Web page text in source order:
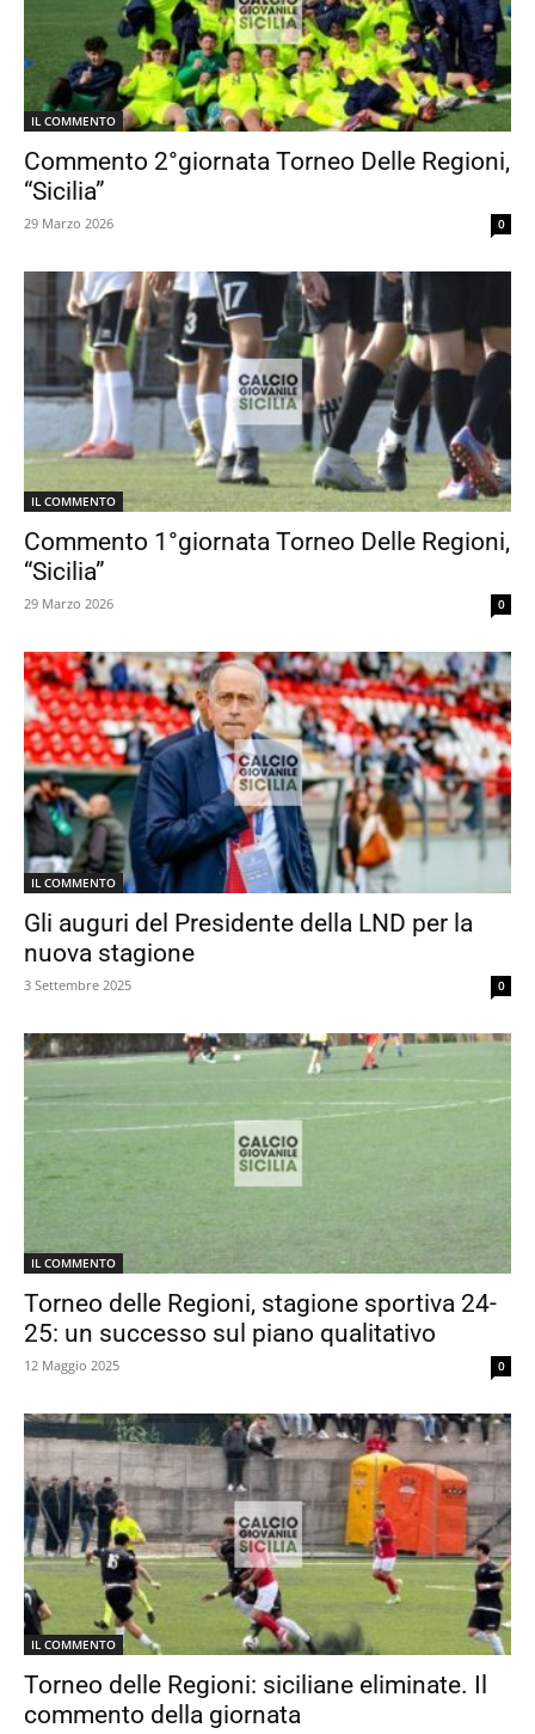
IL COMMENTO
Commento 2°giornata Torneo Delle Regioni,
“Sicilia”
29 Marzo 2026 0
IL COMMENTO
Commento 1°giornata Torneo Delle Regioni,
“Sicilia”
29 Marzo 2026 0
IL COMMENTO
Gli auguri del Presidente della LND per la
nuova stagione
3 Settembre 2025 0
IL COMMENTO
Torneo delle Regioni, stagione sportiva 24-
25: un successo sul piano qualitativo
12 Maggio 2025 0
IL COMMENTO
Torneo delle Regioni: siciliane eliminate. Il
commento della giornata